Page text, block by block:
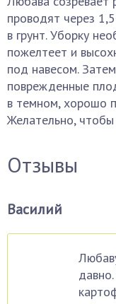
проводят через
в грунт. Уборку
пожелтеет и
под навесом.
поврежденные
в темном, хорошо
Желательно,
Отзывы
Василий